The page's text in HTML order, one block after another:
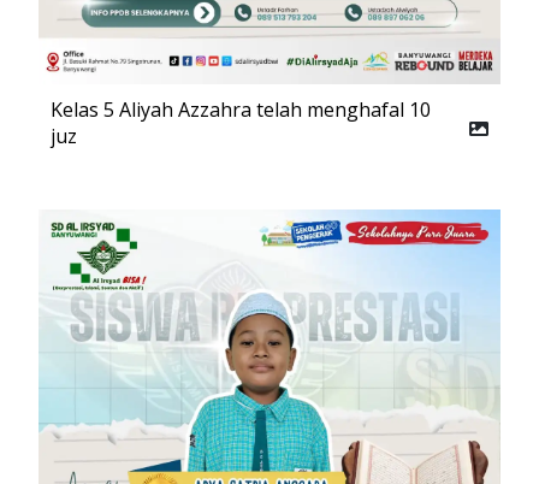
Kelas 5 Aliyah Azzahra telah menghafal 10
juz